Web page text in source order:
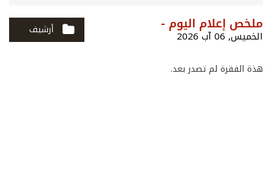
ملخص إعلام اليوم -
الخميس, 06 آب 2026 أرشيف
هذة الفقرة لم تصدر بعد.